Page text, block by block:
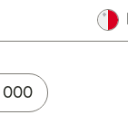
000